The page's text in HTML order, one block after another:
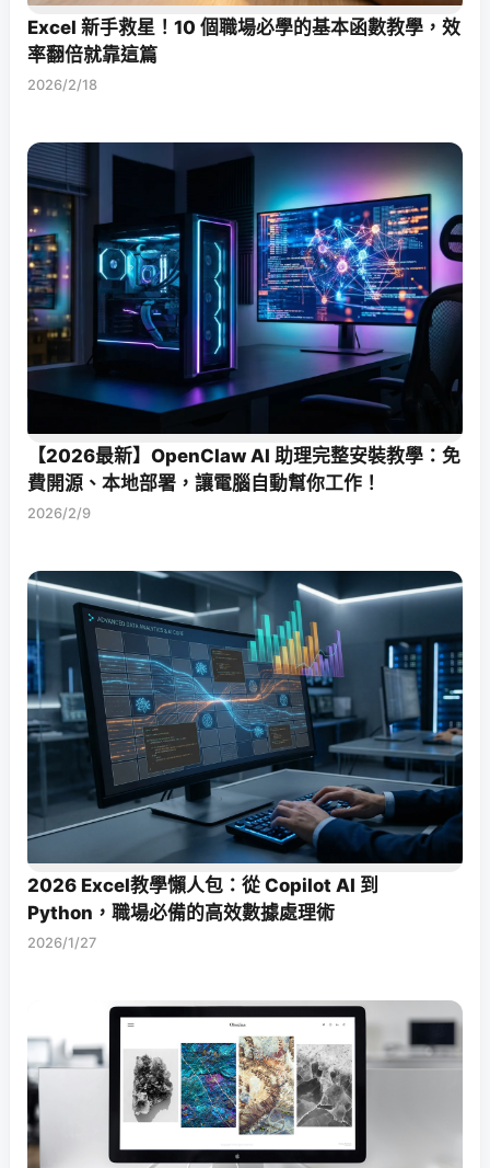
Excel 新手救星！10 個職場必學的基本函數教學，效
率翻倍就靠這篇
2026/2/18
【2026最新】OpenClaw AI 助理完整安裝教學：免
費開源、本地部署，讓電腦自動幫你工作！
2026/2/9
2026 Excel教學懶人包：從 Copilot AI 到
Python，職場必備的高效數據處理術
2026/1/27